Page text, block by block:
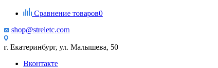
Сравнение товаров0
shop@streletc.com
г. Екатеринбург, ул. Малышева, 50
Вконтакте